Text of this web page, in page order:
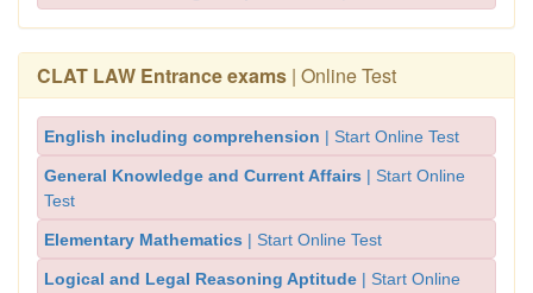
CLAT LAW Entrance exams | Online Test
English including comprehension | Start Online Test
General Knowledge and Current Affairs | Start Online
Test
Elementary Mathematics | Start Online Test
Logical and Legal Reasoning Aptitude | Start Online